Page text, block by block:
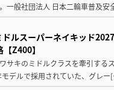
一般社団法人 日本二輪車普及
ルスーパーネイキッド
Z400】
サキのミドルクラスを牽引する
デルで採用されていた、グレ